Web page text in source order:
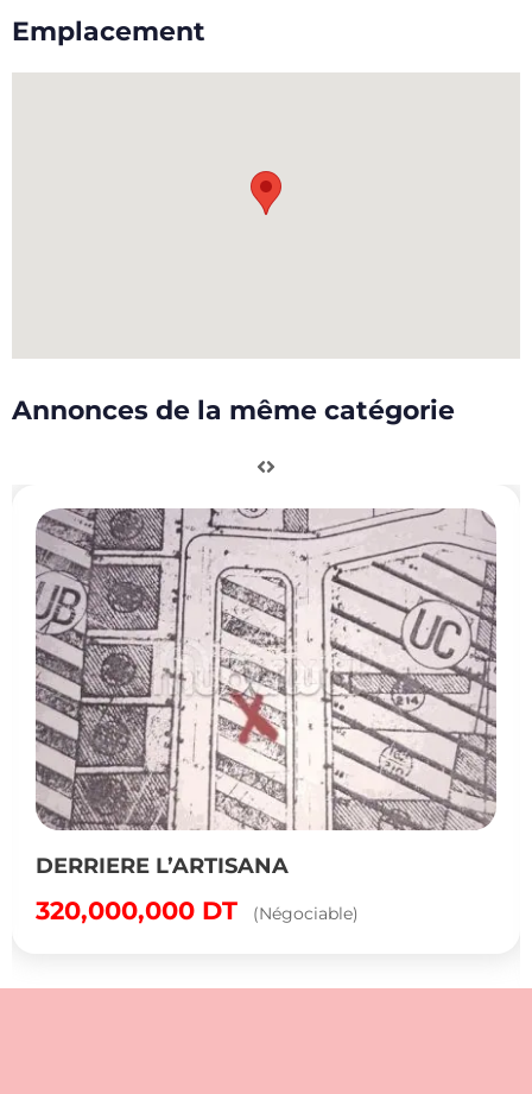
Emplacement
Annonces de la même catégorie
DERRIERE L’ARTISANA
320,000,000 DT (Négociable)